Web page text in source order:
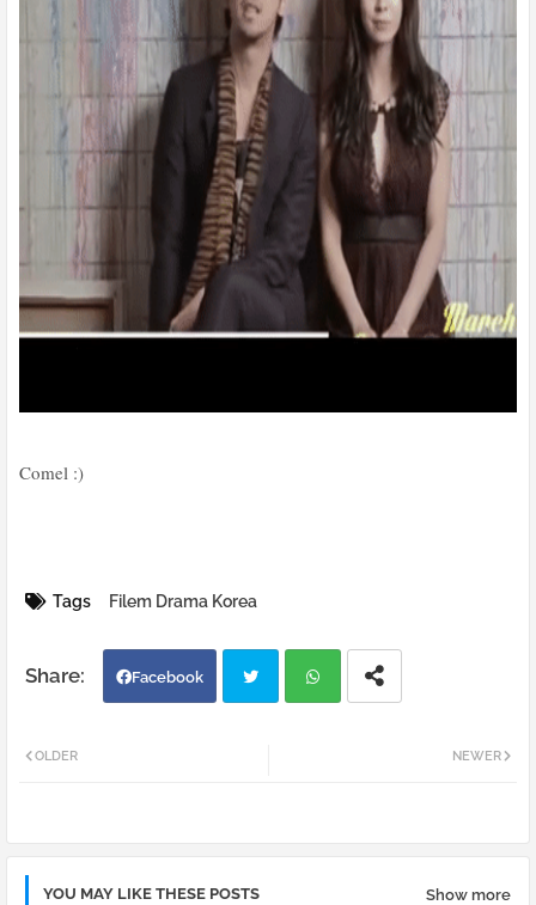
Comel :)
Tags Filem Drama Korea
Facebook
pp
NEWER
OLDER
YOU MAY LIKE THESE POSTS Show more